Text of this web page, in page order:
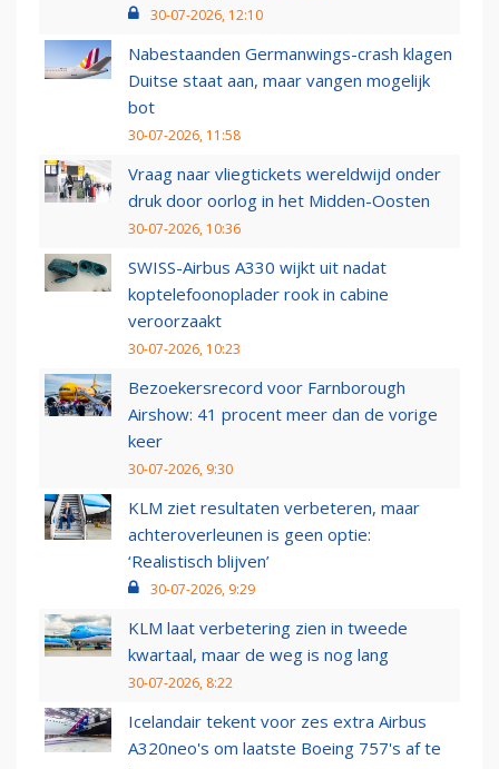
30-07-2026, 12:10
Nabestaanden Germanwings-crash klagen
Duitse staat aan, maar vangen mogelijk
bot
30-07-2026, 11:58
Vraag naar vliegtickets wereldwijd onder
druk door oorlog in het Midden-Oosten
30-07-2026, 10:36
SWISS-Airbus A330 wijkt uit nadat
koptelefoonoplader rook in cabine
veroorzaakt
30-07-2026, 10:23
Bezoekersrecord voor Farnborough
Airshow: 41 procent meer dan de vorige
keer
30-07-2026, 9:30
KLM ziet resultaten verbeteren, maar
achteroverleunen is geen optie:
‘Realistisch blijven’
30-07-2026, 9:29
KLM laat verbetering zien in tweede
kwartaal, maar de weg is nog lang
30-07-2026, 8:22
Icelandair tekent voor zes extra Airbus
A320neo's om laatste Boeing 757's af te